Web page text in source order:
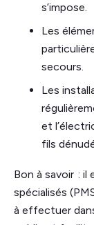
s’impose.
Les
secours.
Les
et
fils
Bon à savoir : il
spécialisés
à effectuer